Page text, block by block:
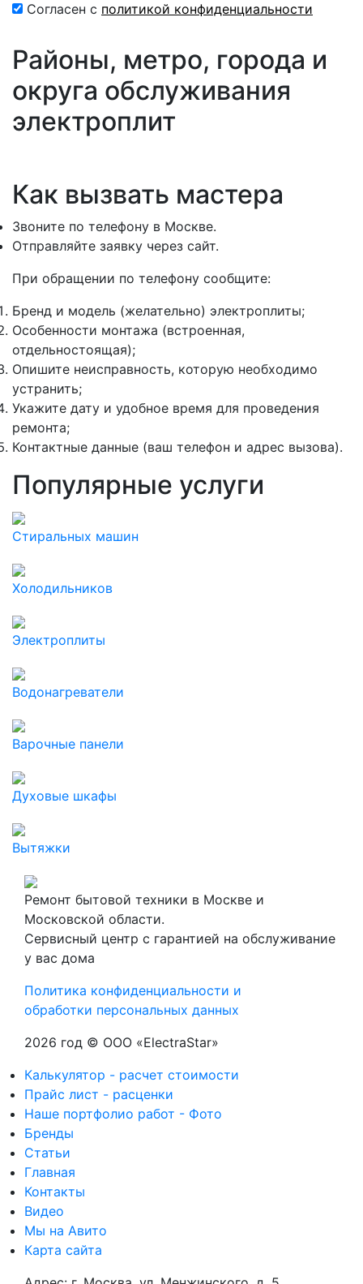
Согласен с политикой конфиденциальности
Районы, метро, города и
округа обслуживания
электроплит
Как вызвать мастера
Звоните по телефону в Москве.
Отправляйте заявку через сайт.
При обращении по телефону сообщите:
Бренд и модель (желательно) электроплиты;
Особенности монтажа (встроенная,
отдельностоящая);
Опишите неисправность, которую необходимо
устранить;
Укажите дату и удобное время для проведения
ремонта;
Контактные данные (ваш телефон и адрес вызова).
Популярные услуги
Стиральных машин
Холодильников
Электроплиты
Водонагреватели
Варочные панели
Духовые шкафы
Вытяжки
Ремонт бытовой техники в Москве и
Московской области.
Сервисный центр с гарантией на обслуживание
у вас дома
Политика конфиденциальности и
обработки персональных данных
2026 год © ООО «ElectraStar»
Калькулятор - расчет стоимости
Прайс лист - расценки
Наше портфолио работ - Фото
Бренды
Статьи
Главная
Контакты
Видео
Мы на Авито
Карта сайта